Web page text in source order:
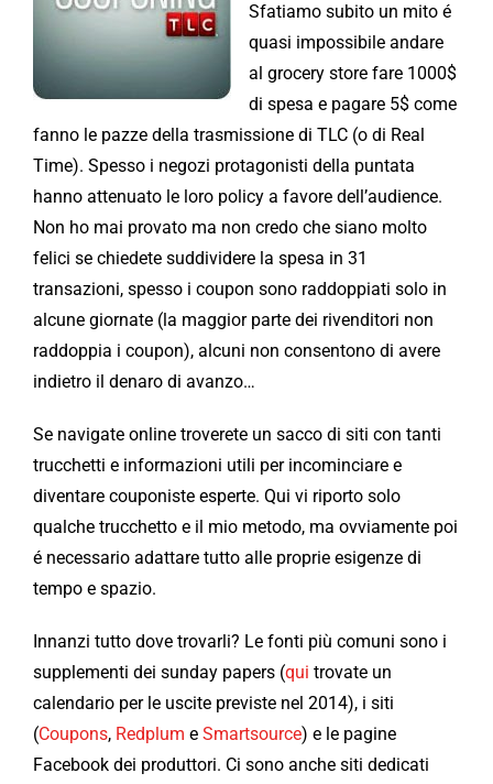
Sfatiamo subito un mito é
quasi impossibile andare
al grocery store fare 1000$
di spesa e pagare 5$ come
fanno le pazze della trasmissione di TLC (o di Real
Time). Spesso i negozi protagonisti della puntata
hanno attenuato le loro policy a favore dell’audience.
Non ho mai provato ma non credo che siano molto
felici se chiedete suddividere la spesa in 31
transazioni, spesso i coupon sono raddoppiati solo in
alcune giornate (la maggior parte dei rivenditori non
raddoppia i coupon), alcuni non consentono di avere
indietro il denaro di avanzo…
Se navigate online troverete un sacco di siti con tanti
trucchetti e informazioni utili per incominciare e
diventare couponiste esperte. Qui vi riporto solo
qualche trucchetto e il mio metodo, ma ovviamente poi
é necessario adattare tutto alle proprie esigenze di
tempo e spazio.
Innanzi tutto dove trovarli? Le fonti più comuni sono i
supplementi dei sunday papers (qui trovate un
calendario per le uscite previste nel 2014), i siti
(Coupons, Redplum e Smartsource) e le pagine
Facebook dei produttori. Ci sono anche siti dedicati